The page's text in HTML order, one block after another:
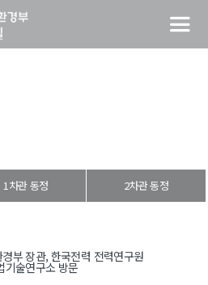
1차관 동정 2차관 동정
부 장관, 한국전력 전력연구원
기술연구소 방문